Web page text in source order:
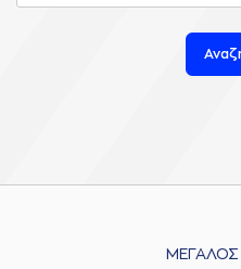
ΜΕΓΑΛΟΣ